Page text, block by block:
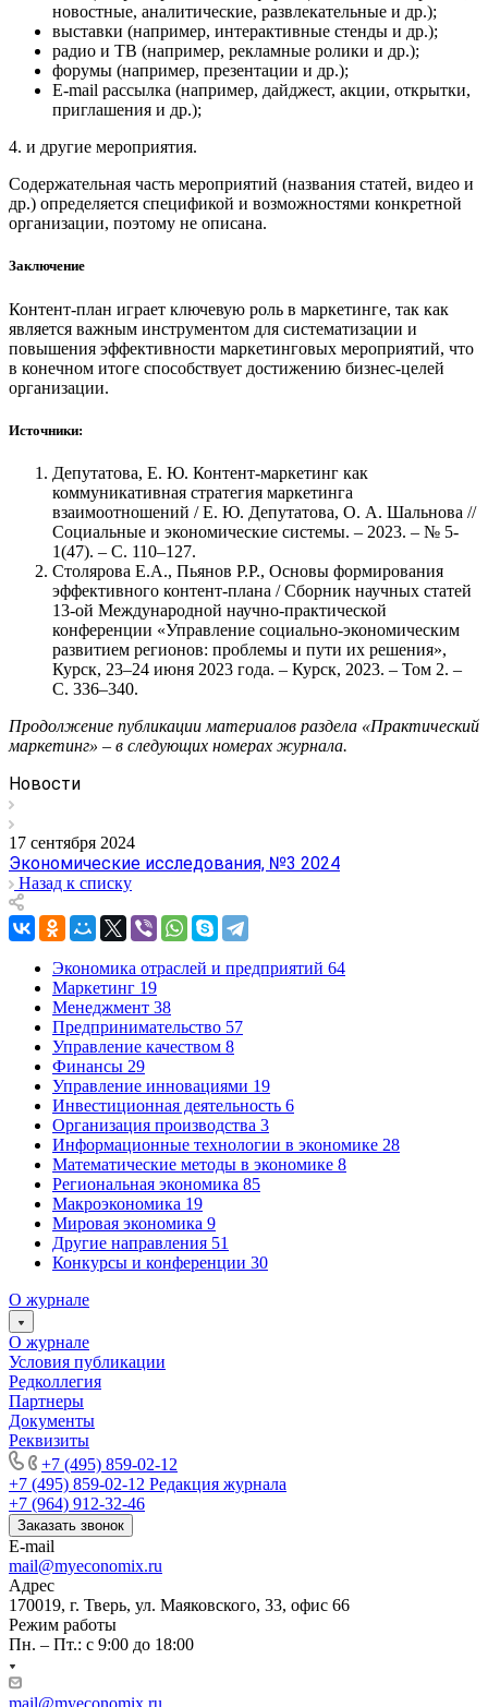
новостные, аналитические, развлекательные и др.);
выставки (например, интерактивные стенды и др.);
радио и ТВ (например, рекламные ролики и др.);
форумы (например, презентации и др.);
E-mail рассылка (например, дайджест, акции, открытки,
приглашения и др.);
4. и другие мероприятия.
Содержательная часть мероприятий (названия статей, видео и
др.) определяется спецификой и возможностями конкретной
организации, поэтому не описана.
Заключение
Контент-план играет ключевую роль в маркетинге, так как
является важным инструментом для систематизации и
повышения эффективности маркетинговых мероприятий, что
в конечном итоге способствует достижению бизнес-целей
организации.
Источники:
Депутатова, Е. Ю. Контент-маркетинг как
коммуникативная стратегия маркетинга
взаимоотношений / Е. Ю. Депутатова, О. А. Шальнова //
Социальные и экономические системы. – 2023. – № 5-
1(47). – С. 110–127.
Столярова Е.А., Пьянов Р.Р., Основы формирования
эффективного контент-плана / Сборник научных статей
13-ой Международной научно-практической
конференции «Управление социально-экономическим
развитием регионов: проблемы и пути их решения»,
Курск, 23–24 июня 2023 года. – Курск, 2023. – Том 2. –
С. 336–340.
Продолжение публикации материалов раздела «Практический
маркетинг» – в следующих номерах журнала.
Новости
17 сентября 2024
Экономические исследования, №3 2024
Назад к списку
Экономика отраслей и предприятий 64
Маркетинг 19
Менеджмент 38
Предпринимательство 57
Управление качеством 8
Финансы 29
Управление инновациями 19
Инвестиционная деятельность 6
Организация производства 3
Информационные технологии в экономике 28
Математические методы в экономике 8
Региональная экономика 85
Макроэкономика 19
Мировая экономика 9
Другие направления 51
Конкурсы и конференции 30
О журнале
О журнале
Условия публикации
Редколлегия
Партнеры
Документы
Реквизиты
+7 (495) 859-02-12
+7 (495) 859-02-12 Редакция журнала
+7 (964) 912-32-46
Заказать звонок
E-mail
mail@myeconomix.ru
Адрес
170019, г. Тверь, ул. Маяковского, 33, офис 66
Режим работы
Пн. – Пт.: с 9:00 до 18:00
mail@myeconomix.ru